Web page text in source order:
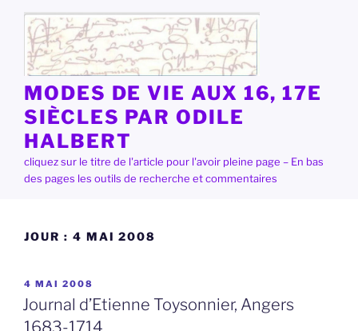
contenu
principal
MODES DE VIE AUX 16, 17E
SIÈCLES PAR ODILE
HALBERT
cliquez sur le titre de l'article pour l'avoir pleine page – En bas
des pages les outils de recherche et commentaires
JOUR : 4 MAI 2008
PUBLIÉ
LE
4 MAI 2008
Journal d’Etienne Toysonnier, Angers
1683-1714